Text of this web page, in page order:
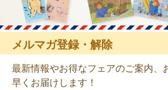
メルマガ登録・解除
最新情報やお得なフェアのご案内、
早くお届けします！